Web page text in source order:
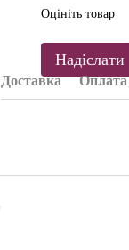
Оцініть товар
Надіслати
Доставка Оплата